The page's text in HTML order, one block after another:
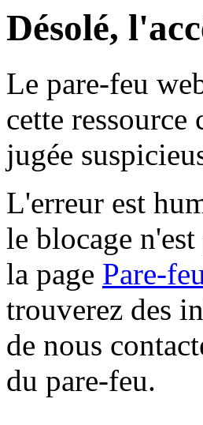
Désolé,
Le pare-feu
cette ressource
jugée
L'erreur est
le blocage
la page Pare-
trouverez des
de nous
du pare-feu.